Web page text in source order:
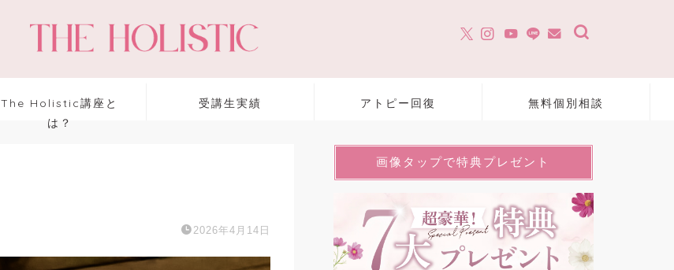
The Holistic講座と
は？
受講生実績 アトピー回復 無料個別相談
2026年4月14日
画像タップで特典プレゼント